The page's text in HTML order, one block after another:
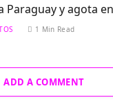
Paraguay y agota
1 Min Read
ADD A COMMENT